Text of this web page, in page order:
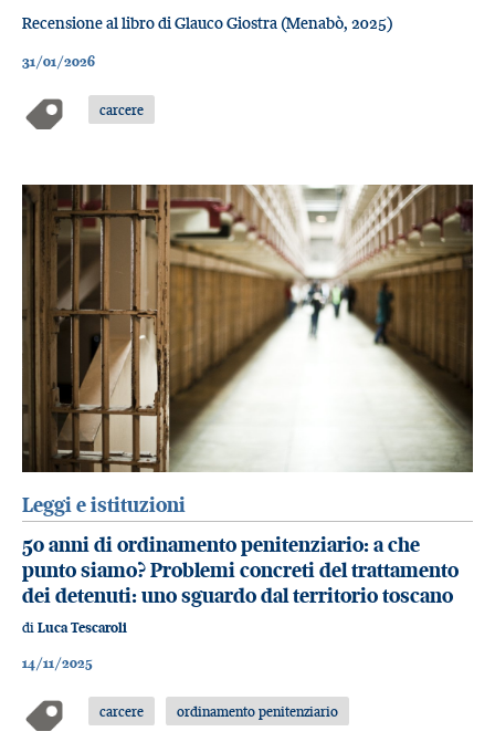
Recensione al libro di Glauco Giostra (Menabò, 2025)
31/01/2026
carcere
Leggi e istituzioni
50 anni di ordinamento penitenziario: a che
punto siamo? Problemi concreti del trattamento
dei detenuti: uno sguardo dal territorio toscano
di Luca Tescaroli
14/11/2025
carcere ordinamento penitenziario